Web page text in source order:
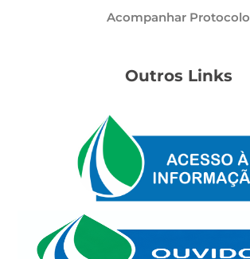
Acompanhar Protocolo
Outros Links